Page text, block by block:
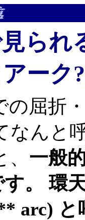
られ
ーク
の屈折
なんと
一般
す。 環
arc) と